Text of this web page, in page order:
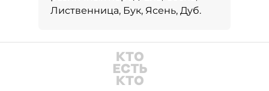
Лиственница, Бук, Ясень, Дуб.